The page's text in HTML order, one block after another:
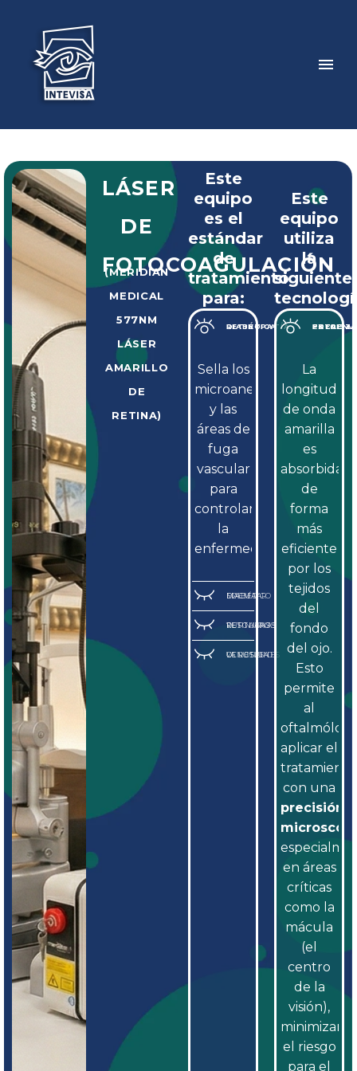
LÁSER
DE
FOTOCOAGULACIÓN
(MERIDIAN
MEDICAL
577NM
LÁSER
AMARILLO
DE
RETINA)
Este
equipo
es el
estándar
de
tratamiento
para:
RETINOPATÍA DIABÉTICA
Sella los
microaneurismas
y las
áreas de
fuga
vascular
para
controlar
la
enfermedad.
EDEMA MACULAR DIABÉTICO
DESGARROS Y RUPTURAS RETINIANAS
OCLUSIONES VENOSAS DE LA RETINA
Este
equipo
utiliza
la
siguiente
FOCALIZACIÓN EXTREMADAMENTE PRECISA
La
longitud
de onda
amarilla
es
absorbida
de
forma
más
eficiente
por los
tejidos
del
fondo
del ojo.
Esto
permite
al
aplicar el
tratamiento
con una
precisión
en áreas
críticas
como la
mácula
(el
centro
de la
visión),
el riesgo
para el